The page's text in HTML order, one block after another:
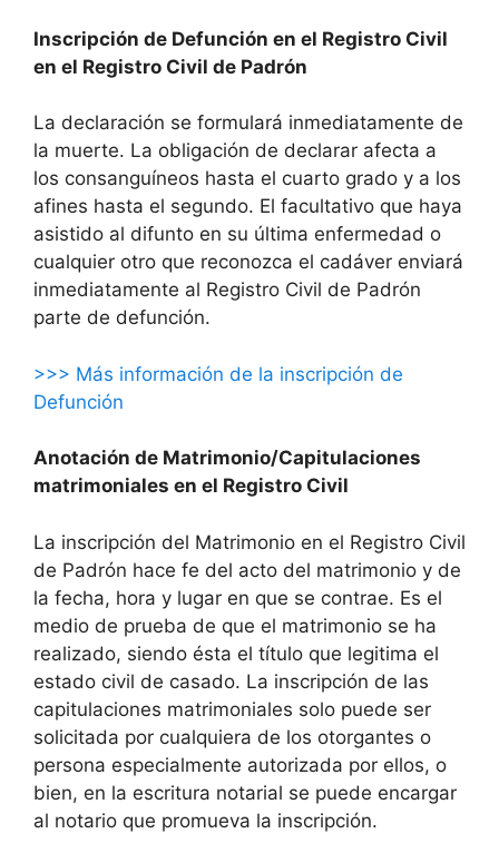
Inscripción de Defunción en el Registro Civil
en el Registro Civil de Padrón
La declaración se formulará inmediatamente de
la muerte. La obligación de declarar afecta a
los consanguíneos hasta el cuarto grado y a los
afines hasta el segundo. El facultativo que haya
asistido al difunto en su última enfermedad o
cualquier otro que reconozca el cadáver enviará
inmediatamente al Registro Civil de Padrón
parte de defunción.
>>> Más información de la inscripción de
Defunción
Anotación de Matrimonio/Capitulaciones
matrimoniales en el Registro Civil
La inscripción del Matrimonio en el Registro Civil
de Padrón hace fe del acto del matrimonio y de
la fecha, hora y lugar en que se contrae. Es el
medio de prueba de que el matrimonio se ha
realizado, siendo ésta el título que legitima el
estado civil de casado. La inscripción de las
capitulaciones matrimoniales solo puede ser
solicitada por cualquiera de los otorgantes o
persona especialmente autorizada por ellos, o
bien, en la escritura notarial se puede encargar
al notario que promueva la inscripción.